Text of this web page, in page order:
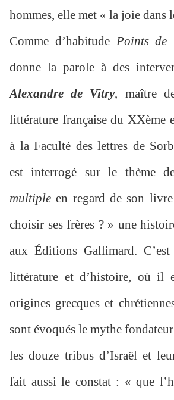
hommes, elle met « la joie dans
Comme d’habitude Points de
donne la parole à des
Alexandre de Vitry, maître
littérature française du XXème
à la Faculté des lettres de
est interrogé sur le thème
multiple en regard de son
choisir ses frères ? » une
aux Éditions Gallimard.
littérature et d’histoire, où il
origines grecques et
sont évoqués le mythe
les douze tribus d’Israël et
fait aussi le constat : « que